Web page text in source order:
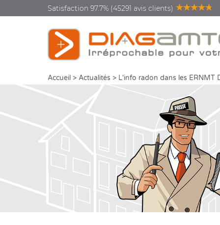
Satisfaction 97.7% (45291 avis clients)
L'info radon dans les
Diagnostics vente location
Diagnostics rénovation
énergétique
Diagnostics copropriété
Accueil > Actualités > L'info radon dans les ERNMT